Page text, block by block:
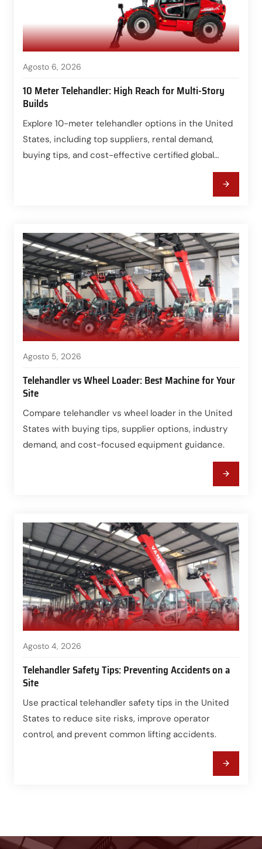
Agosto 6, 2026
10 Meter Telehandler: High Reach for Multi-Story
Builds
Explore 10-meter telehandler options in the United
States, including top suppliers, rental demand,
buying tips, and cost-effective certified global
Agosto 5, 2026
Telehandler vs Wheel Loader: Best Machine for Your
Site
Compare telehandler vs wheel loader in the United
States with buying tips, supplier options, industry
demand, and cost-focused equipment guidance.
Agosto 4, 2026
Telehandler Safety Tips: Preventing Accidents on a
Site
Use practical telehandler safety tips in the United
States to reduce site risks, improve operator
control, and prevent common lifting accidents.